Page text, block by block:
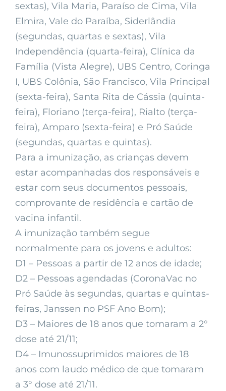
sextas), Vila Maria, Paraíso de Cima, Vila
Elmira, Vale do Paraíba, Siderlândia
(segundas, quartas e sextas), Vila
Independência (quarta-feira), Clínica da
Família (Vista Alegre), UBS Centro, Coringa
I, UBS Colônia, São Francisco, Vila Principal
(sexta-feira), Santa Rita de Cássia (quinta-
feira), Floriano (terça-feira), Rialto (terça-
feira), Amparo (sexta-feira) e Pró Saúde
(segundas, quartas e quintas).
Para a imunização, as crianças devem
estar acompanhadas dos responsáveis e
estar com seus documentos pessoais,
comprovante de residência e cartão de
vacina infantil.
A imunização também segue
normalmente para os jovens e adultos:
D1 – Pessoas a partir de 12 anos de idade;
D2 – Pessoas agendadas (CoronaVac no
Pró Saúde às segundas, quartas e quintas-
feiras, Janssen no PSF Ano Bom);
D3 – Maiores de 18 anos que tomaram a 2°
dose até 21/11;
D4 – Imunossuprimidos maiores de 18
anos com laudo médico de que tomaram
a 3° dose até 21/11.